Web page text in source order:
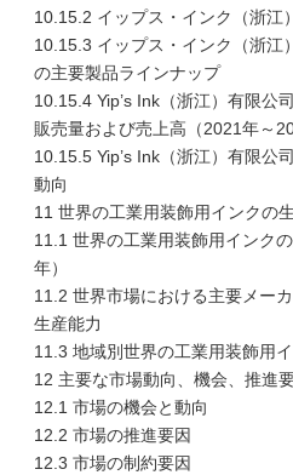
10.15.2 イップス・インク（浙江
10.15.3 イップス・インク（浙江
の主要製品ラインナップ
10.15.4 Yip’s Ink（浙江）有限公
販売量および売上高（2021年～
10.15.5 Yip’s Ink（浙江）有限公
動向
11 世界の工業用装飾用インクの
11.1 世界の工業用装飾用インク
年）
11.2 世界市場における主要メー
生産能力
11.3 地域別世界の工業用装飾用
12 主要な市場動向、機会、推進
12.1 市場の機会と動向
12.2 市場の推進要因
12.3 市場の制約要因